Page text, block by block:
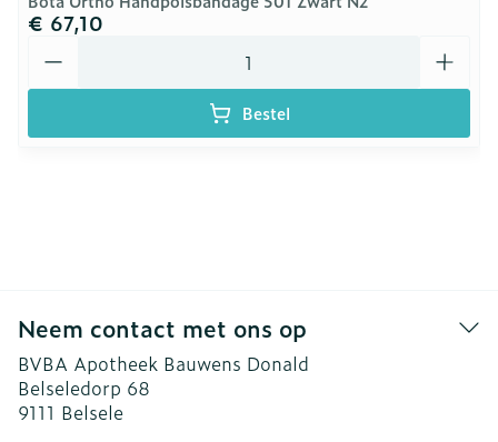
€ 67,10
Bestel
Neem contact met ons op
BVBA Apotheek Bauwens Donald
Belseledorp 68
9111 Belsele